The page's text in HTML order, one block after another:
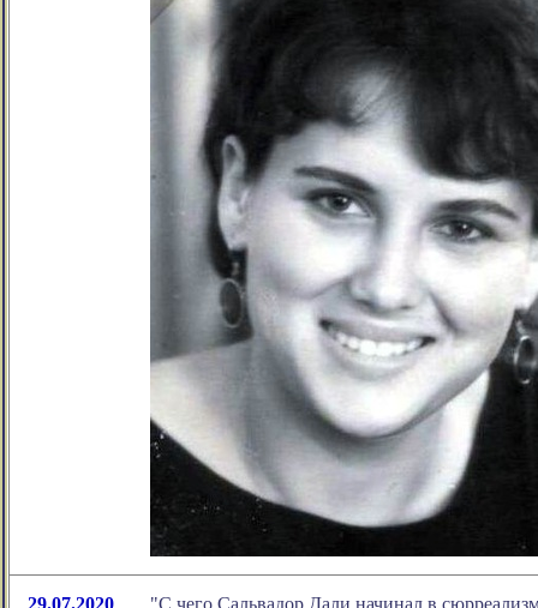
29.07.2020
"С чего Сальвадор Дали начинал в